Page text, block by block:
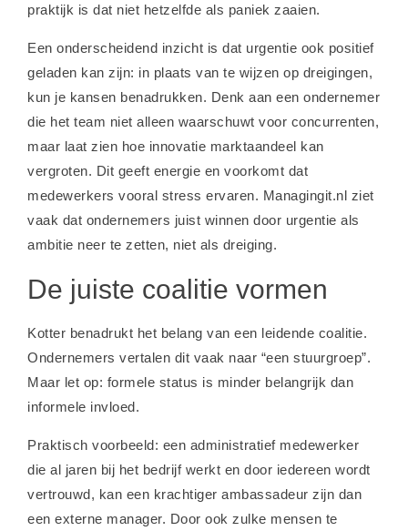
praktijk is dat niet hetzelfde als paniek zaaien.
Een onderscheidend inzicht is dat urgentie ook positief
geladen kan zijn: in plaats van te wijzen op dreigingen,
kun je kansen benadrukken. Denk aan een ondernemer
die het team niet alleen waarschuwt voor concurrenten,
maar laat zien hoe innovatie marktaandeel kan
vergroten. Dit geeft energie en voorkomt dat
medewerkers vooral stress ervaren. Managingit.nl ziet
vaak dat ondernemers juist winnen door urgentie als
ambitie neer te zetten, niet als dreiging.
De juiste coalitie vormen
Kotter benadrukt het belang van een leidende coalitie.
Ondernemers vertalen dit vaak naar “een stuurgroep”.
Maar let op: formele status is minder belangrijk dan
informele invloed.
Praktisch voorbeeld: een administratief medewerker
die al jaren bij het bedrijf werkt en door iedereen wordt
vertrouwd, kan een krachtiger ambassadeur zijn dan
een externe manager. Door ook zulke mensen te